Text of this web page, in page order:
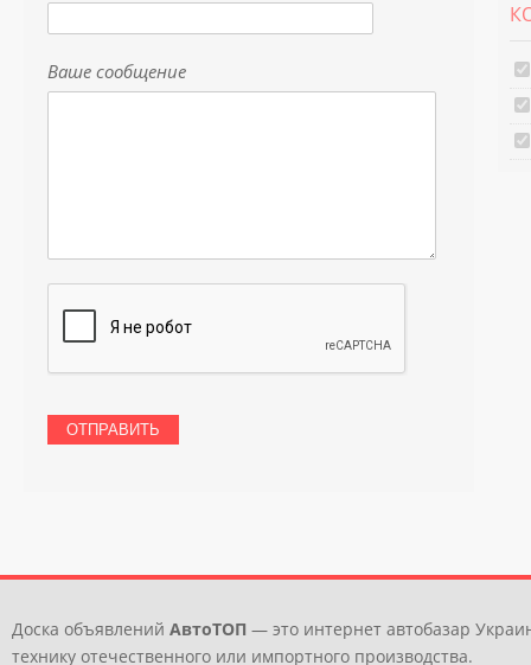
Ваше сообщение
Доска объявлений АвтоТОП — это интернет автобазар
технику отечественного или импортного производства.